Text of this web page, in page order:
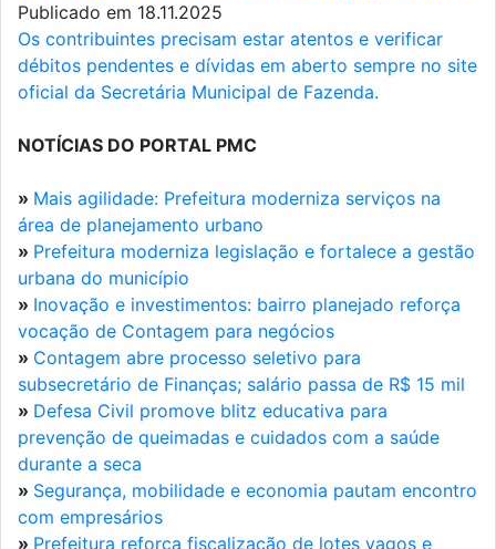
Publicado em 18.11.2025
Os contribuintes precisam estar atentos e verificar
débitos pendentes e dívidas em aberto sempre no site
oficial da Secretária Municipal de Fazenda.
NOTÍCIAS DO PORTAL PMC
» Mais agilidade: Prefeitura moderniza serviços na
área de planejamento urbano
» Prefeitura moderniza legislação e fortalece a gestão
urbana do município
» Inovação e investimentos: bairro planejado reforça
vocação de Contagem para negócios
» Contagem abre processo seletivo para
subsecretário de Finanças; salário passa de R$ 15 mil
» Defesa Civil promove blitz educativa para
prevenção de queimadas e cuidados com a saúde
durante a seca
» Segurança, mobilidade e economia pautam encontro
com empresários
» Prefeitura reforça fiscalização de lotes vagos e